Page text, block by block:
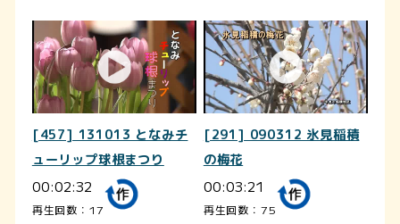
[457] 131013 となみチ
ューリップ球根まつり
00:02:32
再生回数：17
[291] 090312 氷見稲積
の梅花
00:03:21
再生回数：75